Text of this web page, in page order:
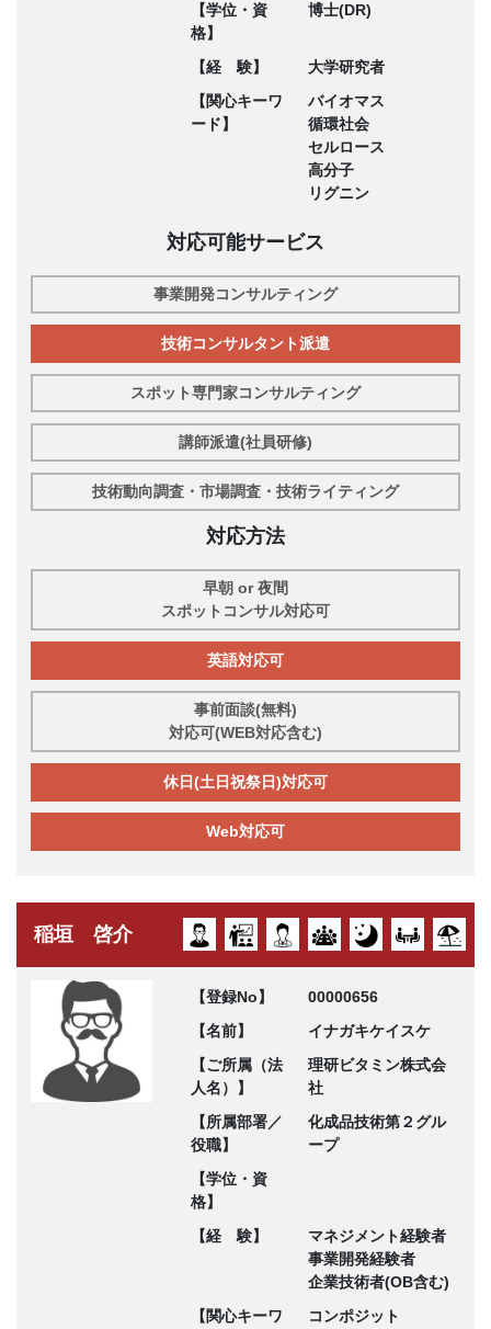
【学位・資
格】
博士(DR)
【経 験】
大学研究者
【関心キーワ
ード】
バイオマス
循環社会
セルロース
高分子
リグニン
対応可能サービス
事業開発コンサルティング
技術コンサルタント派遣
スポット専門家コンサルティング
講師派遣(社員研修)
技術動向調査・市場調査・技術ライティング
対応方法
早朝 or 夜間
スポットコンサル対応可
英語対応可
事前面談(無料)
対応可(WEB対応含む)
休日(土日祝祭日)対応可
Web対応可
稲垣 啓介
【登録No】
00000656
【名前】
イナガキケイスケ
【ご所属（法
人名）】
理研ビタミン株式会
社
【所属部署／
役職】
化成品技術第２グル
ープ
【学位・資
格】
【経 験】
マネジメント経験者
事業開発経験者
企業技術者(OB含む)
【関心キーワ
コンポジット